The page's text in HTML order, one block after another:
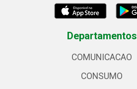
Departamentos
COMUNICACAO
CONSUMO